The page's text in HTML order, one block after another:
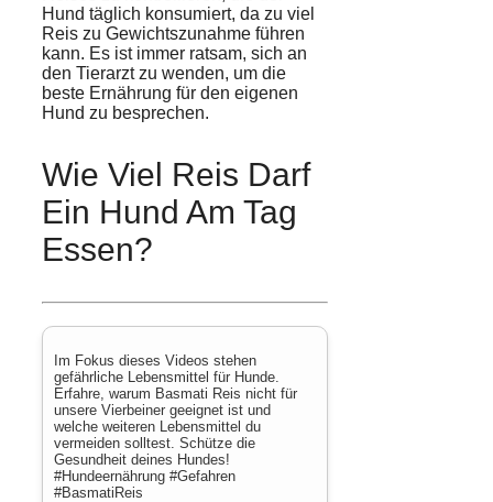
Hund täglich konsumiert, da zu viel
Reis zu Gewichtszunahme führen
kann. Es ist immer ratsam, sich an
den Tierarzt zu wenden, um die
beste Ernährung für den eigenen
Hund zu besprechen.
Wie Viel Reis Darf
Ein Hund Am Tag
Essen?
Im Fokus dieses Videos stehen
gefährliche Lebensmittel für Hunde.
Erfahre, warum Basmati Reis nicht für
unsere Vierbeiner geeignet ist und
welche weiteren Lebensmittel du
vermeiden solltest. Schütze die
Gesundheit deines Hundes!
#Hundeernährung #Gefahren
#BasmatiReis